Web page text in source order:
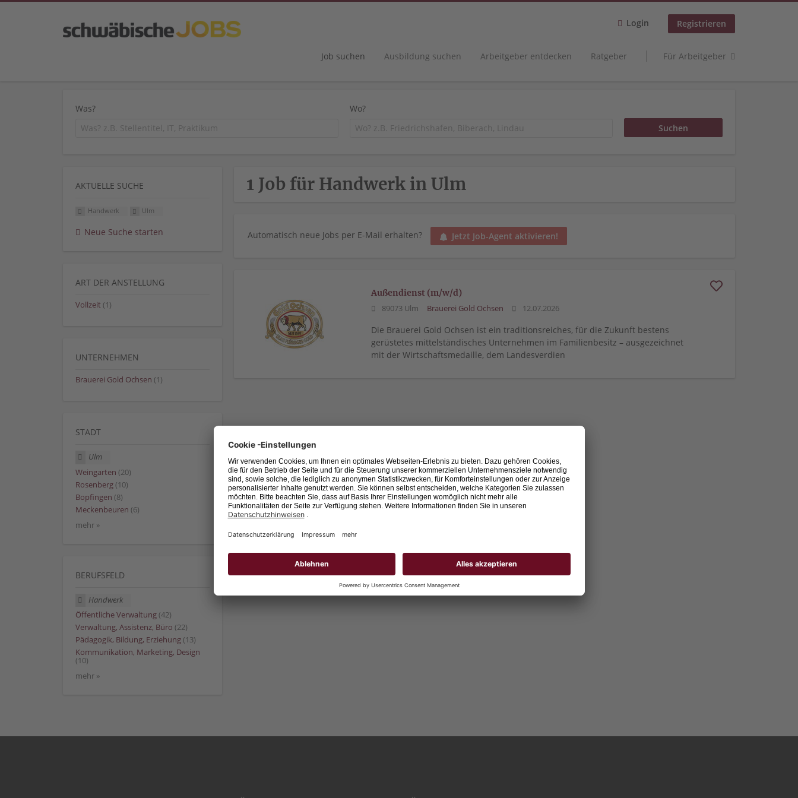
Login Registrieren
Job suchen Ausbildung suchen Arbeitgeber entdecken Ratgeber Für Arbeitgeber
Was? Wo?
1 Job für Handwerk in Ulm
Automatisch neue Jobs per E-Mail erhalten? Jetzt Job-Agent aktivieren!
Außendienst (m/w/d)
89073 Ulm Brauerei Gold Ochsen 12.07.2026
Die Brauerei Gold Ochsen ist ein traditionsreiches, für die Zukunft bestens
gerüstetes mittelständisches Unternehmen im Familienbesitz – ausgezeichnet
mit der Wirtschaftsmedaille, dem Landesverdien
AKTUELLE SUCHE
Handwerk Ulm
Neue Suche starten
ART DER ANSTELLUNG
Vollzeit (1)
UNTERNEHMEN
Brauerei Gold Ochsen (1)
STADT
Ulm
Weingarten (20)
Rosenberg (10)
Bopfingen (8)
Meckenbeuren (6)
mehr »
BERUFSFELD
Handwerk
Öffentliche Verwaltung (42)
Verwaltung, Assistenz, Büro (22)
Pädagogik, Bildung, Erziehung (13)
Kommunikation, Marketing, Design
(10)
mehr »